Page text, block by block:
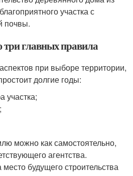
участка с
почвы.
главных правила
при выборе территории,
долгие годы:
участка;
можно как самостоятельно,
агентства.
будущего строительства